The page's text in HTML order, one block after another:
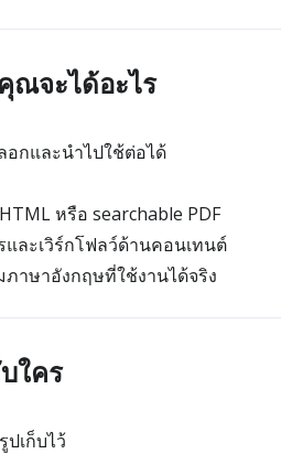
ณจะได้อะไร
กและนำไปใช้ต่อได้
หรือ searchable PDF
ละเวิร์กโฟลว์ด้านคอนเทนต์
าษาอังกฤษที่ใช้งานได้จริง
ใคร
เก็บไว้